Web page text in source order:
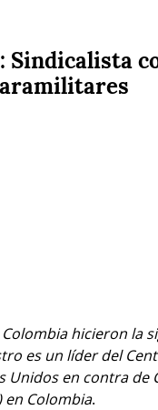
hicieron la
es un líder del
en contra de
Colombia.